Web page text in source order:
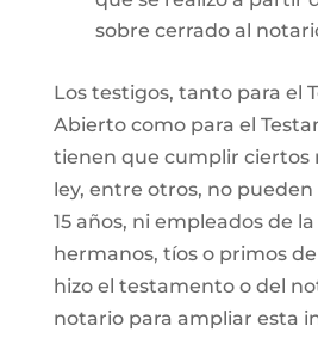
sobre cerrado al
Los testigos, tanto para el
Abierto como para el
tienen que cumplir ciertos
ley, entre otros, no
15 años, ni empleados de
hermanos, tíos o primos
hizo el testamento o del
notario para ampliar esta